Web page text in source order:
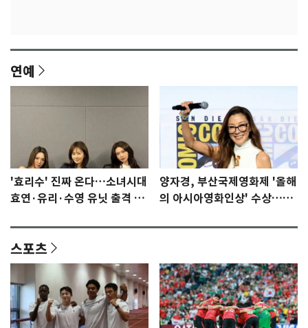
연예
'효리수' 진짜 온다…소녀시대
효연·유리·수영 유닛 출격 [N
양자경, 부산국제영화제 '올해
의 아시아영화인상' 수상…15
스포츠